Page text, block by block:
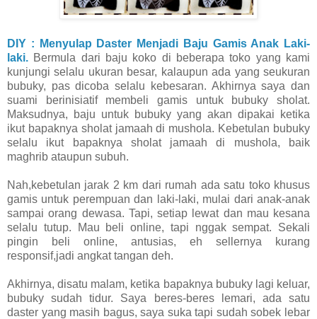
DIY : Menyulap Daster Menjadi Baju Gamis Anak Laki-
laki. Bermula dari baju koko di beberapa toko yang kami
kunjungi selalu ukuran besar, kalaupun ada yang seukuran
bubuky, pas dicoba selalu kebesaran. Akhirnya saya dan
suami berinisiatif membeli gamis untuk bubuky sholat.
Maksudnya, baju untuk bubuky yang akan dipakai ketika
ikut bapaknya sholat jamaah di mushola. Kebetulan bubuky
selalu ikut bapaknya sholat jamaah di mushola, baik
maghrib ataupun subuh.
Nah,kebetulan jarak 2 km dari rumah ada satu toko khusus
gamis untuk perempuan dan laki-laki, mulai dari anak-anak
sampai orang dewasa. Tapi, setiap lewat dan mau kesana
selalu tutup. Mau beli online, tapi nggak sempat. Sekali
pingin beli online, antusias, eh sellernya kurang
responsif,jadi angkat tangan deh.
Akhirnya, disatu malam, ketika bapaknya bubuky lagi keluar,
bubuky sudah tidur. Saya beres-beres lemari, ada satu
daster yang masih bagus, saya suka tapi sudah sobek lebar